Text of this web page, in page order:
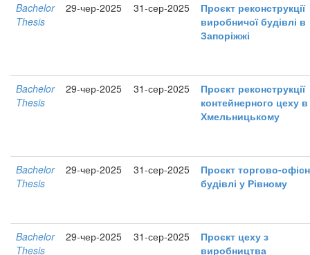
Bachelor
Thesis
29-чер-2025 31-сер-2025
Проєкт реконструкції
виробничої будівлі в
Запоріжжі
Bachelor
Thesis
29-чер-2025 31-сер-2025
Проєкт реконструкції
контейнерного цеху в
Хмельницькому
Bachelor
Thesis
29-чер-2025 31-сер-2025
Проєкт торгово-
будівлі у Рівному
Bachelor
Thesis
29-чер-2025 31-сер-2025
Проєкт цеху з
виробництва